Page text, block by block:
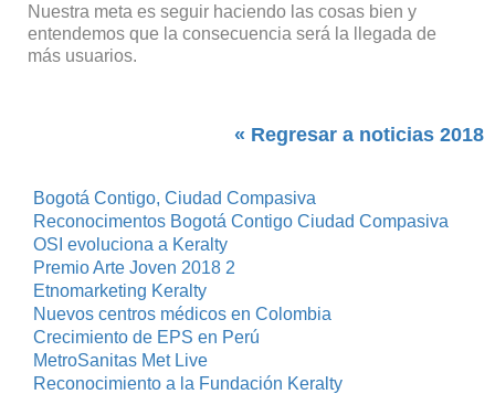
Nuestra meta es seguir haciendo las cosas bien y
entendemos que la consecuencia será la llegada de
más usuarios.
« Regresar a noticias 2018
Bogotá Contigo, Ciudad Compasiva
Reconocimentos Bogotá Contigo Ciudad Compasiva
OSI evoluciona a Keralty
Premio Arte Joven 2018 2
Etnomarketing Keralty
Nuevos centros médicos en Colombia
Crecimiento de EPS en Perú
MetroSanitas Met Live
Reconocimiento a la Fundación Keralty